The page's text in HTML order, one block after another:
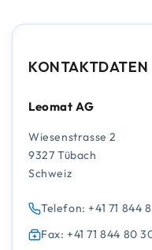
KONTAKTDATEN
Leomat AG
Wiesenstrasse 2
9327 Tübach
Schweiz
Telefon: +41 71 844
Fax: +41 71 844 80